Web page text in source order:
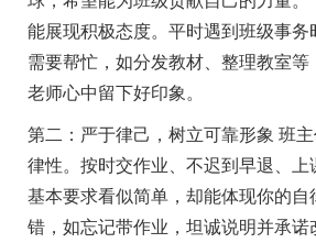
能展现积极态度。平时遇到班级事
需要帮忙，如分发教材、整理教室
老师心中留下好印象。
第二：严于律己，树立可靠形象 班
律性。按时交作业、不迟到早退、
基本要求看似简单，却能体现你的
错，如忘记带作业，坦诚说明并承诺